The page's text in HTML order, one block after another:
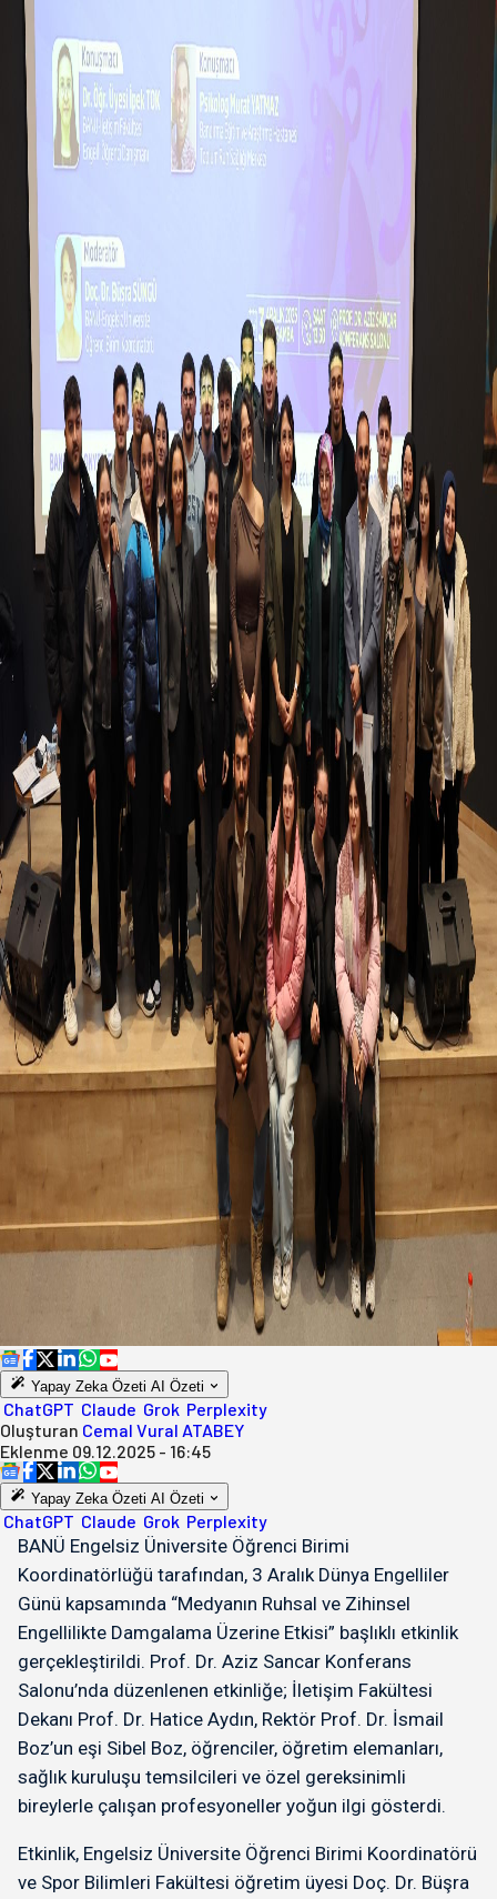
Yapay Zeka Özeti AI Özeti
ChatGPT Claude Grok Perplexity
Oluşturan Cemal Vural ATABEY
Eklenme 09.12.2025 - 16:45
Yapay Zeka Özeti AI Özeti
ChatGPT Claude Grok Perplexity
BANÜ Engelsiz Üniversite Öğrenci Birimi
Koordinatörlüğü tarafından, 3 Aralık Dünya Engelliler
Günü kapsamında “Medyanın Ruhsal ve Zihinsel
Engellilikte Damgalama Üzerine Etkisi” başlıklı etkinlik
gerçekleştirildi. Prof. Dr. Aziz Sancar Konferans
Salonu’nda düzenlenen etkinliğe; İletişim Fakültesi
Dekanı Prof. Dr. Hatice Aydın, Rektör Prof. Dr. İsmail
Boz’un eşi Sibel Boz, öğrenciler, öğretim elemanları,
sağlık kuruluşu temsilcileri ve özel gereksinimli
bireylerle çalışan profesyoneller yoğun ilgi gösterdi.
Etkinlik, Engelsiz Üniversite Öğrenci Birimi Koordinatörü
ve Spor Bilimleri Fakültesi öğretim üyesi Doç. Dr. Büşra